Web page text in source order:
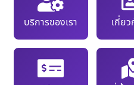
บริการของเรา เกี่ยว